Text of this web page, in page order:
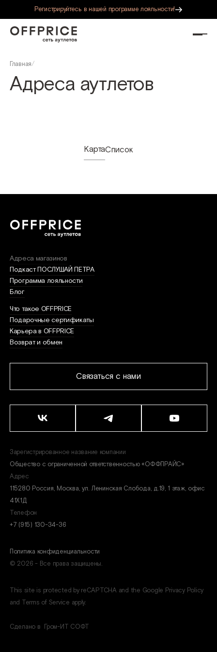
Регистрируйтесь в нашей программе лояльности!
Главная/
Адреса аутлетов
КартаСписок
Политика конфиденциальности
© 2026 - Все права защищены.
This site is protected by reCAPTCHA and the Google Privacy Policy
and Terms of Service apply.
Сделано в Гром-ИТ СОФТ
Связаться с нами
Зарегистрированное название компании
Общество с ограниченной ответственностью «ОФФПРАЙС»
Адрес
115280 Россия, Москва, ул. Ленинская Слобода, д.19, 1 этаж, офис
41Х1Д
Телефон
+7 (915) 130-34-36
Адреса магазинов
Подкаст ПОСЛУШАЙ ПЕТРА
Программа лояльности
Блог
Что такое OFFPRICE
Подарочные сертификаты
Карьера в OFFPRICE
Возврат и обмен